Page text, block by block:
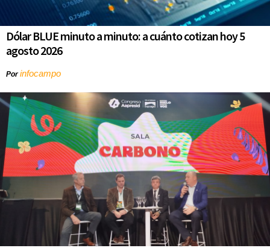
Dólar BLUE minuto a minuto: a cuánto cotizan hoy 5
agosto 2026
Porinfocampo